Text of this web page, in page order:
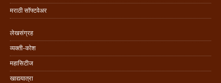
मराठी सॉफ्टवेअर
लेखसंग्रह
व्यक्ती-कोश
महासिटीज
खाद्ययात्रा